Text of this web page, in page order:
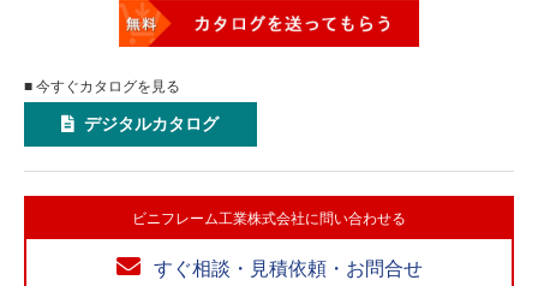
■ 今すぐカタログを見る
デジタルカタログ
ビニフレーム工業株式会社に問い合わせる
すぐ相談・見積依頼・お問合せ